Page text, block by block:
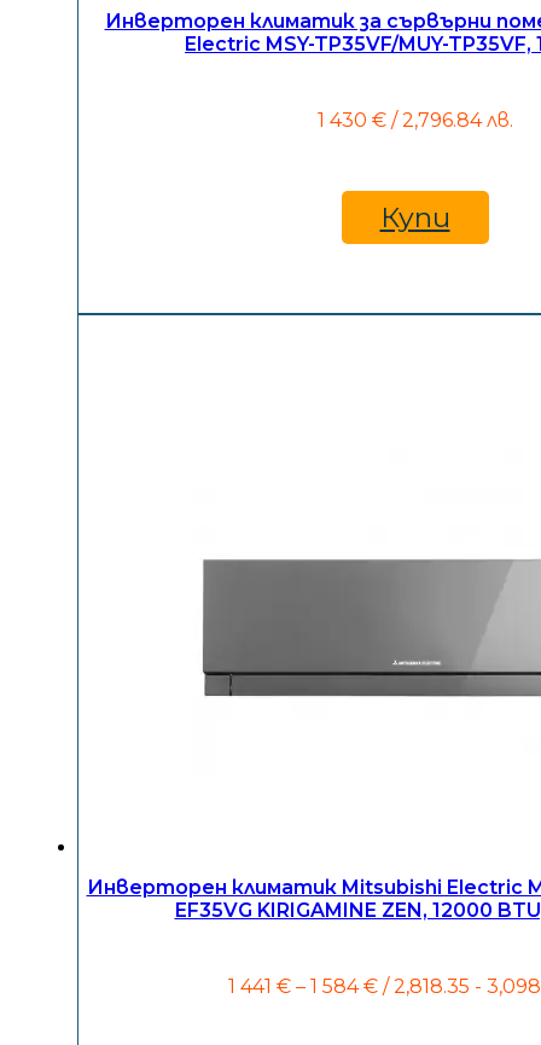
Инверторен климатик за сървърни
Electric MSY-TP35VF/MUY-TP35VF,
1 430 € / 2,796.84 лв.
Купи
Инверторен климатик Mitsubishi Electric
EF35VG KIRIGAMINE ZEN, 12000
1 441 € – 1 584€Price
/ 2,818.35 -